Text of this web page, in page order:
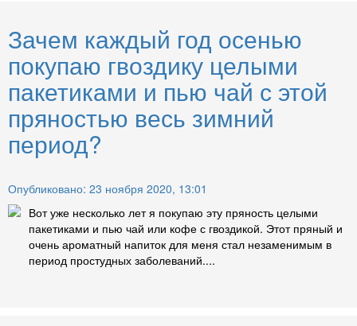
Зачем каждый год осенью
покупаю гвоздику целыми
пакетиками и пью чай с этой
пряностью весь зимний
период?
Опубликовано: 23 ноября 2020, 13:01
Вот уже несколько лет я покупаю эту пряность целыми
пакетиками и пью чай или кофе с гвоздикой. Этот пряный и
очень ароматный напиток для меня стал незаменимым в
период простудных заболеваний....